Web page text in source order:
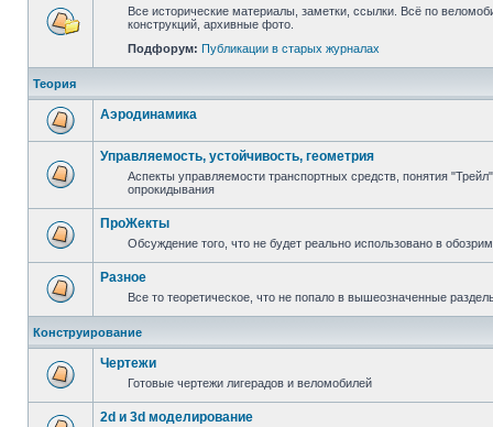
Все исторические материалы, заметки, ссылки. Всё по
конструкций, архивные фото.
Подфорум: Публикации в старых журналах
Теория
Аэродинамика
Управляемость, устойчивость, геометрия
Аспекты управляемости транспортных средств, понятия
опрокидывания
ПроЖекты
Обсуждение того, что не будет реально использовано в
Разное
Все то теоретическое, что не попало в вышеозначенные
Конструирование
Чертежи
Готовые чертежи лигерадов и веломобилей
2d и 3d моделирование